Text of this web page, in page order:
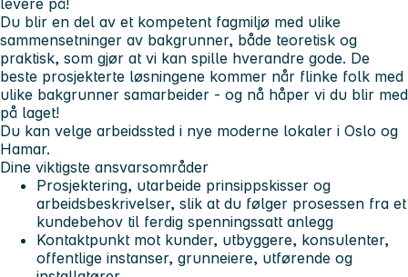
Du blir en del av et kompetent fagmiljø med ulike
sammensetninger av bakgrunner, både teoretisk og
praktisk, som gjør at vi kan spille hverandre gode. De
beste prosjekterte løsningene kommer når flinke folk med
ulike bakgrunner samarbeider - og nå håper vi du blir med
på laget!
Du kan velge arbeidssted i nye moderne lokaler i Oslo og
Hamar.
Dine viktigste ansvarsområder
Prosjektering, utarbeide prinsippskisser og
arbeidsbeskrivelser, slik at du følger prosessen fra et
kundebehov til ferdig spenningssatt anlegg
Kontaktpunkt mot kunder, utbyggere, konsulenter,
offentlige instanser, grunneiere, utførende og